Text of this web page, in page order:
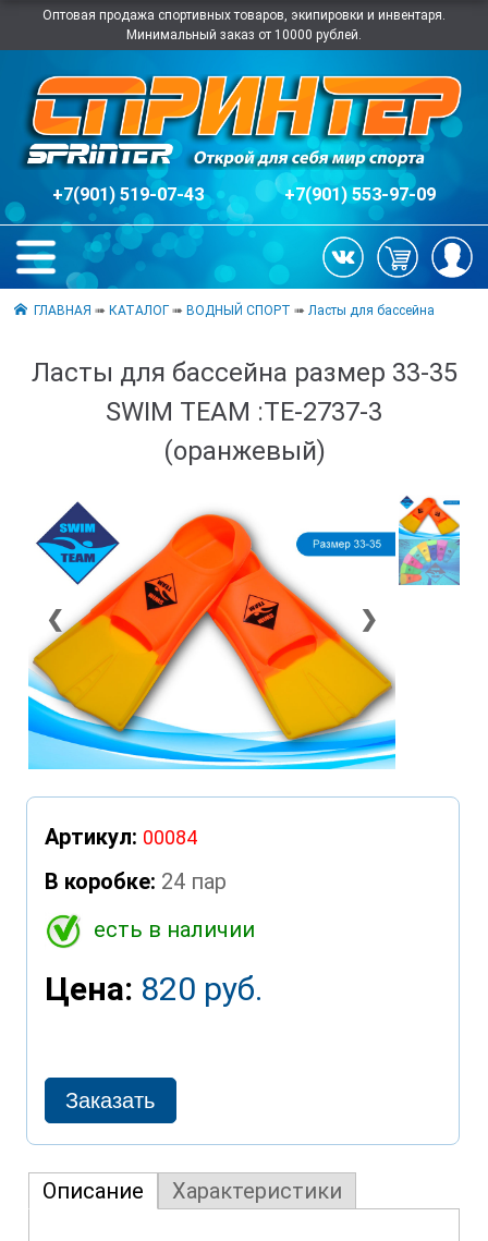
Оптовая продажа спортивных товаров, экипировки и инвентаря.
Минимальный заказ от 10000 рублей.
+7(901) 519-07-43 +7(901) 553-97-09
ГЛАВНАЯ ➠КАТАЛОГ ➠ВОДНЫЙ СПОРТ ➠ Ласты для бассейна
Ласты для бассейна размер 33-35
SWIM TEAM :ТЕ-2737-3
(оранжевый)
❮ ❯
Артикул: 00084
В коробке: 24 пар
есть в наличии
Цена: 820 руб.
Описание Характеристики